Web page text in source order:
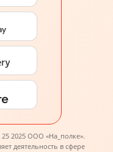
25 2025 ООО «На_полке».
деятельность в сфере